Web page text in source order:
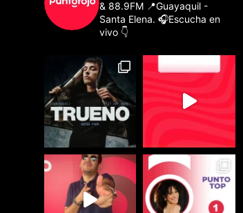
& 88.9FM📍Guayaquil -
Santa Elena. 🎧Escucha en
vivo 👇